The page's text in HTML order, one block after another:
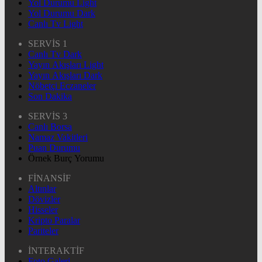
Yol Durumu Light
Yol Durumu Dark
Canlı Tv Light
SERVİS 1
Canlı Tv Dark
Yayın Akışları Light
Yayın Akışları Dark
Nöbetçi Eczaneler
Son Dakika
SERVİS 3
Canlı Borsa
Namaz Vakitleri
Puan Durumu
Örnek Burç Yorumu
FİNANSİF
Altınlar
Dövizler
Hisseler
Kripto Paralar
Pariteler
İNTERAKTİF